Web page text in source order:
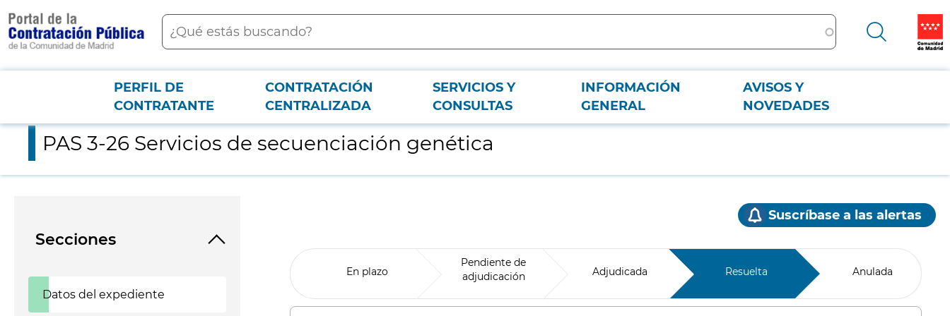
contenido
principal
Buscar
Menú PCON
PERFIL DE
CONTRATANTE
CONTRATACIÓN
CENTRALIZADA
SERVICIOS Y
CONSULTAS
INFORMACIÓN
GENERAL
AVISOS Y
NOVEDADES
PAS 3-26 Servicios de secuenciación genética
PAS 3-26 Servicios de secuenciación genética
Secciones
Datos del expediente
Suscríbase a las alertas
En plazo
Pendiente de
adjudicación
Adjudicada Resuelta Anulada